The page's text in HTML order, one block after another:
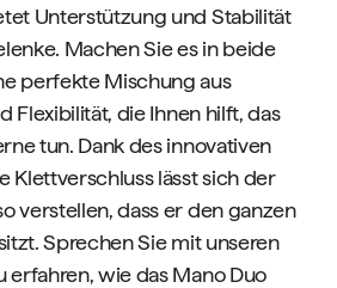
Unterstützung und Stabilität
Machen Sie es in beide
perfekte Mischung aus
Flexibilität, die Ihnen hilft, das
tun. Dank des innovativen
Klettverschluss lässt sich der
verstellen, dass er den ganzen
Sprechen Sie mit unseren
erfahren, wie das Mano Duo